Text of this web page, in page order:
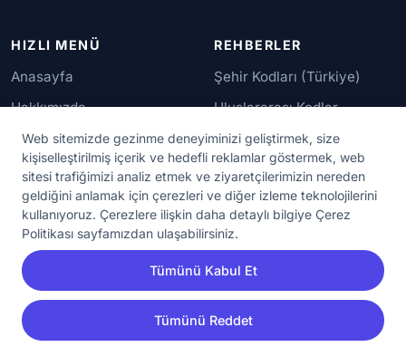
Web sitemizde gezinme deneyiminizi geliştirmek, size
kişiselleştirilmiş içerik ve hedefli reklamlar göstermek, web
sitesi trafiğimizi analiz etmek ve ziyaretçilerimizin nereden
geldiğini anlamak için çerezleri ve diğer izleme teknolojilerini
kullanıyoruz. Çerezlere ilişkin daha detaylı bilgiye Çerez
Politikası sayfamızdan ulaşabilirsiniz.
Tümünü Kabul Et
Tümünü Reddet
HIZLI MENÜ
Anasayfa
Hakkımızda
İletişim
REHBERLER
Şehir Kodları (Türkiye)
Uluslararası Kodlar
Güvenilir Numaralar
YASAL KORUMA
Kullanım Koşulları
Gizlilik Sözleşmesi
KVKK Aydınlatma Metni
Çerez Ayarları